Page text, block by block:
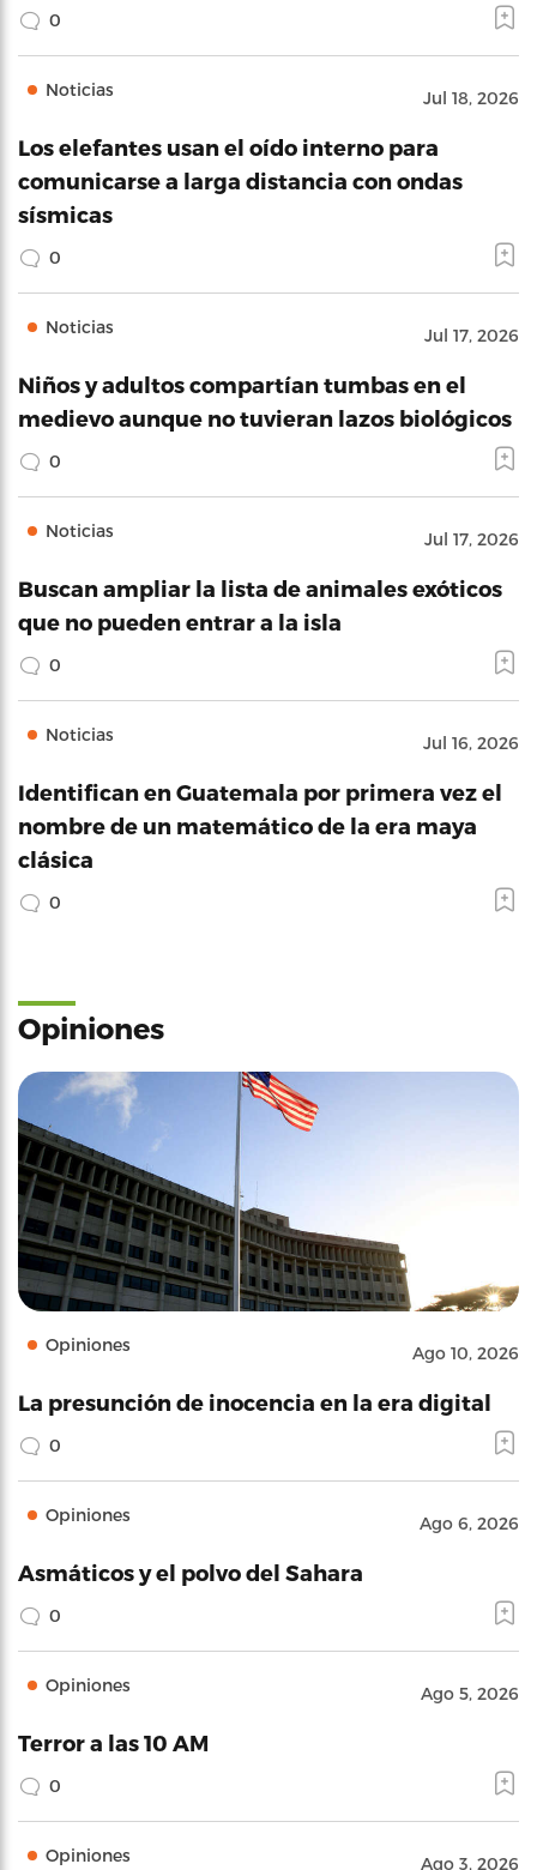
0
Noticias Jul 18, 2026
Los elefantes usan el oído interno para
comunicarse a larga distancia con ondas
sísmicas
0
Noticias Jul 17, 2026
Niños y adultos compartían tumbas en el
medievo aunque no tuvieran lazos biológicos
0
Noticias Jul 17, 2026
Buscan ampliar la lista de animales exóticos
que no pueden entrar a la isla
0
Noticias Jul 16, 2026
Identifican en Guatemala por primera vez el
nombre de un matemático de la era maya
clásica
0
Opiniones
Opiniones Ago 10, 2026
La presunción de inocencia en la era digital
0
Opiniones Ago 6, 2026
Asmáticos y el polvo del Sahara
0
Opiniones Ago 5, 2026
Terror a las 10 AM
0
Opiniones Ago 3, 2026